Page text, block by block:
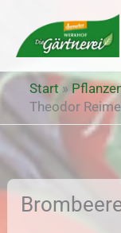
Inhalt
springen
Start»
Theodor